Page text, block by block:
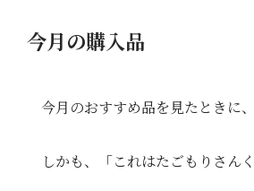
今月の購入品
今月のおすすめ品を見たときに
しかも、「これはたごもりさん